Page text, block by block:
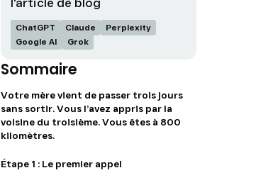
ChatGPT Claude
Perplexity
Google AI
Grok
Sommaire
Votre mère vient de passer trois jours
sans sortir. Vous l’avez appris par la
voisine du troisième. Vous êtes à 800
kilomètres.
Étape 1 : Le premier appel